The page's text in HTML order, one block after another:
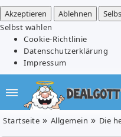
Akzeptieren
Ablehnen
Selbst wählen
Cookie-Richtlinie
Datenschutzerklärung
Impressum
Startseite Allgemein Die heutigen OHA